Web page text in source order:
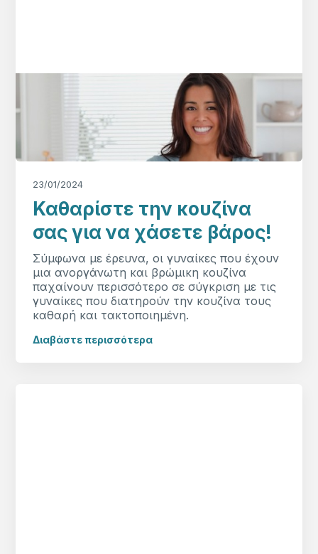
23/01/2024
Καθαρίστε την κουζίνα
σας για να χάσετε βάρος!
Σύμφωνα με έρευνα, οι γυναίκες που έχουν
μια ανοργάνωτη και βρώμικη κουζίνα
παχαίνουν περισσότερο σε σύγκριση με τις
γυναίκες που διατηρούν την κουζίνα τους
καθαρή και τακτοποιημένη.
Διαβάστε περισσότερα